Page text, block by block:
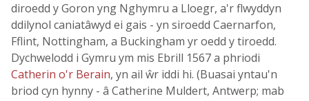
diroedd y Goron yng Nghymru a Lloegr, a'r flwyddyn
ddilynol caniatâwyd ei gais - yn siroedd Caernarfon,
Fflint, Nottingham, a Buckingham yr oedd y tiroedd.
Dychwelodd i Gymru ym mis Ebrill 1567 a phriodi
Catherin o'r Berain, yn ail ŵr iddi hi. (Buasai yntau'n
briod cyn hynny - â Catherine Muldert, Antwerp; mab